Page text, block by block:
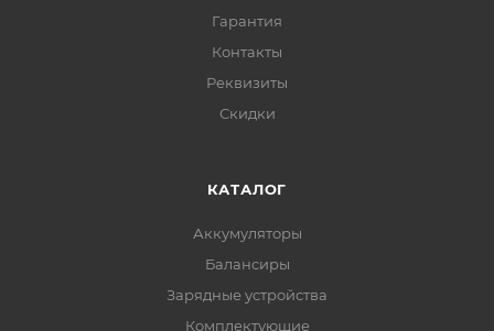
Гарантия
Контакты
Реквизиты
Скидки
КАТАЛОГ
Аккумуляторы
Балансиры
Зарядные устройства
Комплектующие